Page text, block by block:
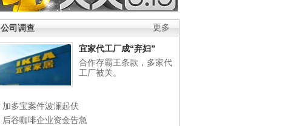
更多
公司调查
宜家代工厂成“弃妇”
合作存霸王条款，多家代
工厂被关。
加多宝案件波澜起伏
后谷咖啡企业资金告急